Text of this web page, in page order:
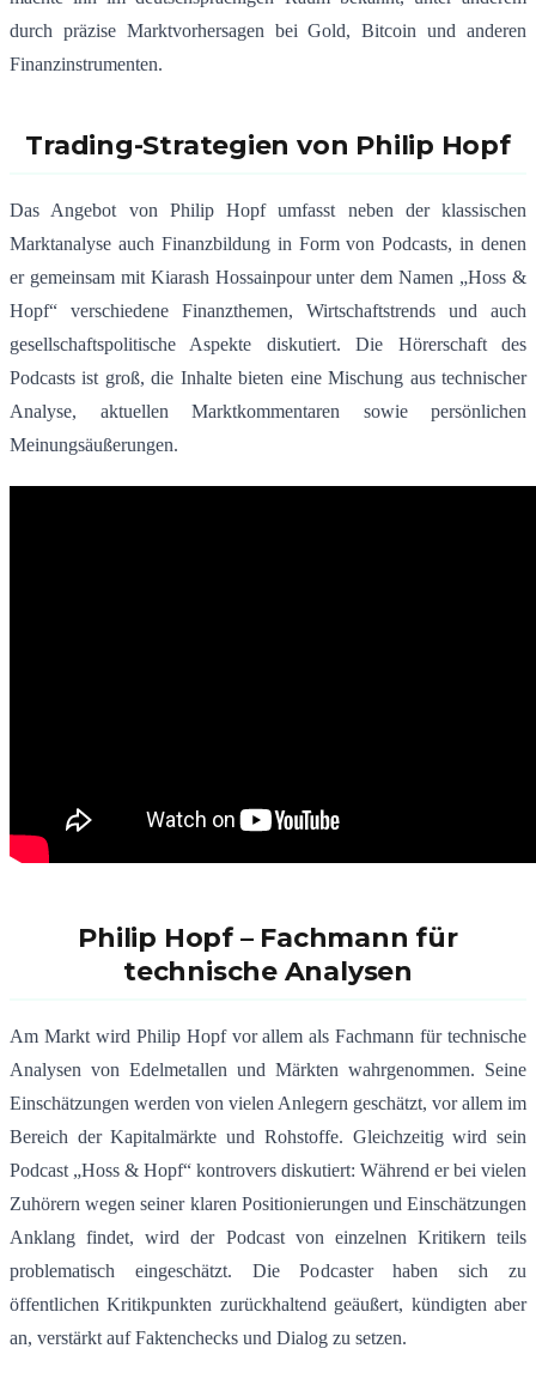
durch präzise Marktvorhersagen bei Gold, Bitcoin und anderen
Finanzinstrumenten.
Trading-Strategien von Philip Hopf
Das Angebot von Philip Hopf umfasst neben der klassischen
Marktanalyse auch Finanzbildung in Form von Podcasts, in denen
er gemeinsam mit Kiarash Hossainpour unter dem Namen „Hoss &
Hopf“ verschiedene Finanzthemen, Wirtschaftstrends und auch
gesellschaftspolitische Aspekte diskutiert. Die Hörerschaft des
Podcasts ist groß, die Inhalte bieten eine Mischung aus technischer
Analyse, aktuellen Marktkommentaren sowie persönlichen
Meinungsäußerungen.
Philip Hopf – Fachmann für
technische Analysen
Am Markt wird Philip Hopf vor allem als Fachmann für technische
Analysen von Edelmetallen und Märkten wahrgenommen. Seine
Einschätzungen werden von vielen Anlegern geschätzt, vor allem im
Bereich der Kapitalmärkte und Rohstoffe. Gleichzeitig wird sein
Podcast „Hoss & Hopf“ kontrovers diskutiert: Während er bei vielen
Zuhörern wegen seiner klaren Positionierungen und Einschätzungen
Anklang findet, wird der Podcast von einzelnen Kritikern teils
problematisch eingeschätzt. Die Podcaster haben sich zu
öffentlichen Kritikpunkten zurückhaltend geäußert, kündigten aber
an, verstärkt auf Faktenchecks und Dialog zu setzen.